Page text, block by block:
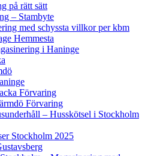
på rätt sätt
– Stambyte
med schyssta villkor per kbm
Hemmesta
i Haninge
Förvaring
Förvaring
– Husskötsel i Stockholm
Stockholm 2025